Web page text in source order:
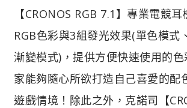
【CRONOS RGB 7.1】專業電競
RGB色彩與3組發光效果(單色模式
漸變模式)，提供方便快速使用的
家能夠隨心所欲打造自己喜愛的配
遊戲情境！除此之外，克諾司【